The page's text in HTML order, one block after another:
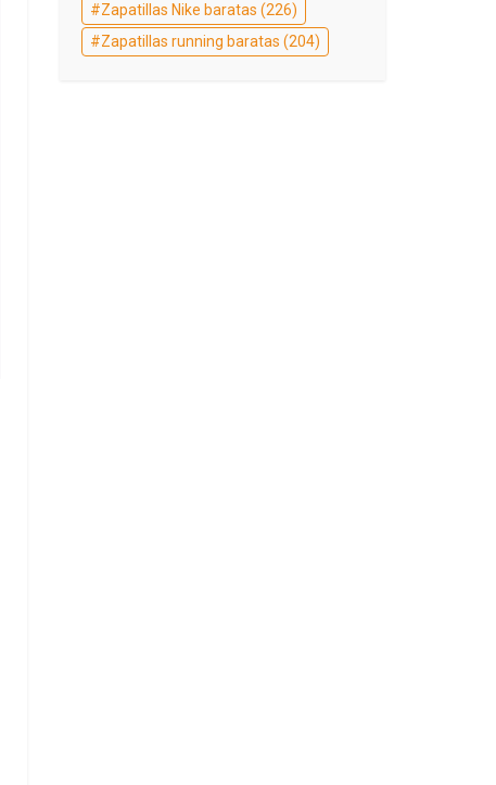
Zapatillas Nike baratas (226)
Zapatillas running baratas (204)